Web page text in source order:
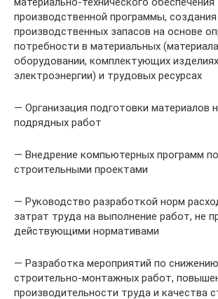
производственной программы, создания
производственных запасов на основе
потребности в материальных
оборудовании, комплектующих
электроэнергии) и трудовых ресурсах
— Организация подготовки материалов
подрядных работ
— Внедрение компьютерных программ
строительными проектами
— Руководство разработкой норм
затрат труда на выполнение работ, не
действующими нормативами
— Разработка мероприятий по
строительно-монтажных работ,
производительности труда и качества